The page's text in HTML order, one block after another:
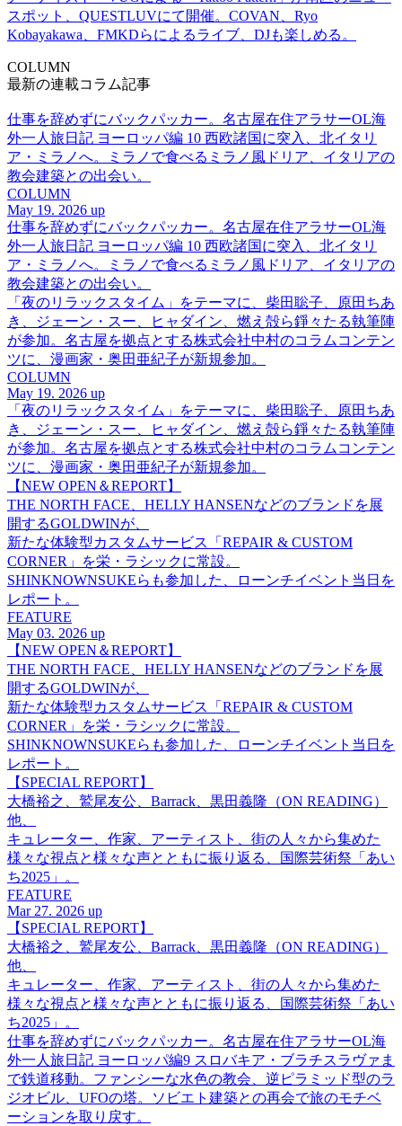
スポット、QUESTLUVにて開催。COVAN、Ryo
Kobayakawa、FMKDらによるライブ、DJも楽しめる。
COLUMN
最新の連載コラム記事
仕事を辞めずにバックパッカー。名古屋在住アラサーOL海
外一人旅日記 ヨーロッパ編 10 西欧諸国に突入、北イタリ
ア・ミラノへ。ミラノで食べるミラノ風ドリア、イタリアの
教会建築との出会い。
COLUMN
May 19. 2026 up
仕事を辞めずにバックパッカー。名古屋在住アラサーOL海
外一人旅日記 ヨーロッパ編 10 西欧諸国に突入、北イタリ
ア・ミラノへ。ミラノで食べるミラノ風ドリア、イタリアの
教会建築との出会い。
「夜のリラックスタイム」をテーマに、柴田聡子、原田ちあ
き、ジェーン・スー、ヒャダイン、燃え殻ら錚々たる執筆陣
が参加。名古屋を拠点とする株式会社中村のコラムコンテン
ツに、漫画家・奥田亜紀子が新規参加。
COLUMN
May 19. 2026 up
「夜のリラックスタイム」をテーマに、柴田聡子、原田ちあ
き、ジェーン・スー、ヒャダイン、燃え殻ら錚々たる執筆陣
が参加。名古屋を拠点とする株式会社中村のコラムコンテン
ツに、漫画家・奥田亜紀子が新規参加。
【NEW OPEN＆REPORT】
THE NORTH FACE、HELLY HANSENなどのブランドを展
開するGOLDWINが、
新たな体験型カスタムサービス「REPAIR & CUSTOM
CORNER」を栄・ラシックに常設。
SHINKNOWNSUKEらも参加した、ローンチイベント当日を
レポート。
FEATURE
May 03. 2026 up
【NEW OPEN＆REPORT】
THE NORTH FACE、HELLY HANSENなどのブランドを展
開するGOLDWINが、
新たな体験型カスタムサービス「REPAIR & CUSTOM
CORNER」を栄・ラシックに常設。
SHINKNOWNSUKEらも参加した、ローンチイベント当日を
レポート。
【SPECIAL REPORT】
大橋裕之、鷲尾友公、Barrack、黒田義隆（ON READING）
他、
キュレーター、作家、アーティスト、街の人々から集めた
様々な視点と様々な声とともに振り返る、国際芸術祭「あい
ち2025」。
FEATURE
Mar 27. 2026 up
【SPECIAL REPORT】
大橋裕之、鷲尾友公、Barrack、黒田義隆（ON READING）
他、
キュレーター、作家、アーティスト、街の人々から集めた
様々な視点と様々な声とともに振り返る、国際芸術祭「あい
ち2025」。
仕事を辞めずにバックパッカー。名古屋在住アラサーOL海
外一人旅日記 ヨーロッパ編9 スロバキア・ブラチスラヴァま
で鉄道移動。ファンシーな水色の教会、逆ピラミッド型のラ
ジオビル、UFOの塔。ソビエト建築との再会で旅のモチベ
ーションを取り戻す。